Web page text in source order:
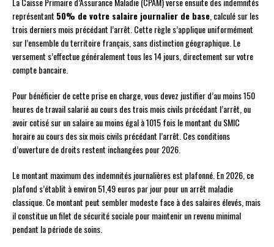
représentant 50% de votre salaire journalier de base , calculé sur les
trois derniers mois précédant l’arrêt. Cette règle s’applique uniformément
sur l’ensemble du territoire français, sans distinction géographique. Le
versement s’effectue généralement tous les 14 jours, directement sur votre
compte bancaire.
Pour bénéficier de cette prise en charge, vous devez justifier d’au moins 150
heures de travail salarié au cours des trois mois civils précédant l’arrêt, ou
avoir cotisé sur un salaire au moins égal à 1015 fois le montant du SMIC
horaire au cours des six mois civils précédant l’arrêt. Ces conditions
d’ouverture de droits restent inchangées pour 2026.
Le montant maximum des indemnités journalières est plafonné. En 2026, ce
plafond s’établit à environ 51,49 euros par jour pour un arrêt maladie
classique. Ce montant peut sembler modeste face à des salaires élevés, mais
il constitue un filet de sécurité sociale pour maintenir un revenu minimal
pendant la période de soins.